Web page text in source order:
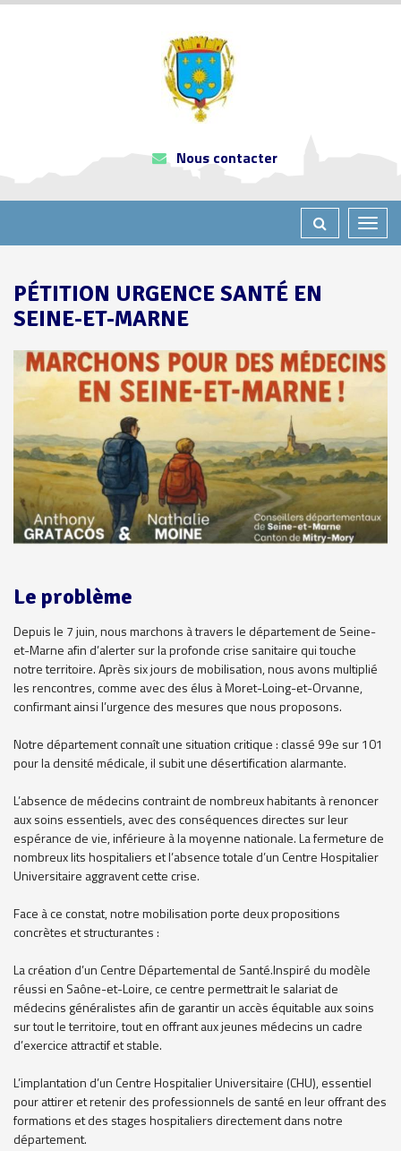
Gestion des traceurs
Nous contacter
Toggle
PÉTITION URGENCE SANTÉ EN
SEINE-ET-MARNE
Le problème
Depuis le 7 juin, nous marchons à travers le département de Seine-
et-Marne afin d’alerter sur la profonde crise sanitaire qui touche
notre territoire. Après six jours de mobilisation, nous avons multiplié
les rencontres, comme avec des élus à Moret-Loing-et-Orvanne,
confirmant ainsi l’urgence des mesures que nous proposons.
Notre département connaît une situation critique : classé 99e sur 101
pour la densité médicale, il subit une désertification alarmante.
L’absence de médecins contraint de nombreux habitants à renoncer
aux soins essentiels, avec des conséquences directes sur leur
espérance de vie, inférieure à la moyenne nationale. La fermeture de
nombreux lits hospitaliers et l’absence totale d’un Centre Hospitalier
Universitaire aggravent cette crise.
Face à ce constat, notre mobilisation porte deux propositions
concrètes et structurantes :
La création d’un Centre Départemental de Santé.Inspiré du modèle
réussi en Saône-et-Loire, ce centre permettrait le salariat de
médecins généralistes afin de garantir un accès équitable aux soins
sur tout le territoire, tout en offrant aux jeunes médecins un cadre
d’exercice attractif et stable.
L’implantation d’un Centre Hospitalier Universitaire (CHU), essentiel
pour attirer et retenir des professionnels de santé en leur offrant des
formations et des stages hospitaliers directement dans notre
département.